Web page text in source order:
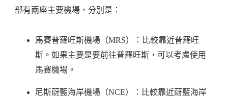
部有兩座主要機場，分別是：
馬賽普羅旺斯機場（MRS）：比較靠近普羅旺
斯。如果主要是要前往普羅旺斯，可以考慮使用
馬賽機場。
尼斯蔚藍海岸機場（NCE）：比較靠近蔚藍海岸